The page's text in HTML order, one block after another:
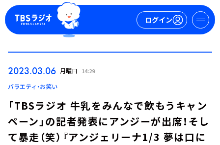
ログイン
ログイン
2023.03.06 月曜日 14:29
バラエティ・お笑い
「TBSラジオ 牛乳をみんなで飲もうキャン
ペーン」の記者発表にアンジーが出席！そし
て暴走（笑）『アンジェリーナ1/3 夢は口に